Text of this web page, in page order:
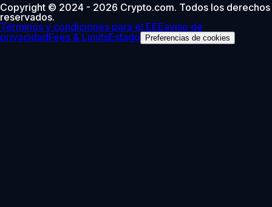
Copyright © 2024 - 2026 Crypto.com. Todos los derechos
reservados.
Términos y condiciones para el EEEaviso de
privacidadFees & LimitsEstado Preferencias de cookies